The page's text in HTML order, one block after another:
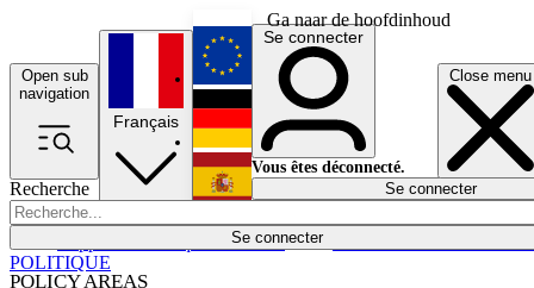
Ga naar de hoofdinhoud
Open sub
navigation
Close menu
Recherche
Se connecter
POLICY AREAS
Économie
Français
English
Deutsch
Español
Se connecter
Vous êtes déconnecté.
Se connecter
POLITIQUE